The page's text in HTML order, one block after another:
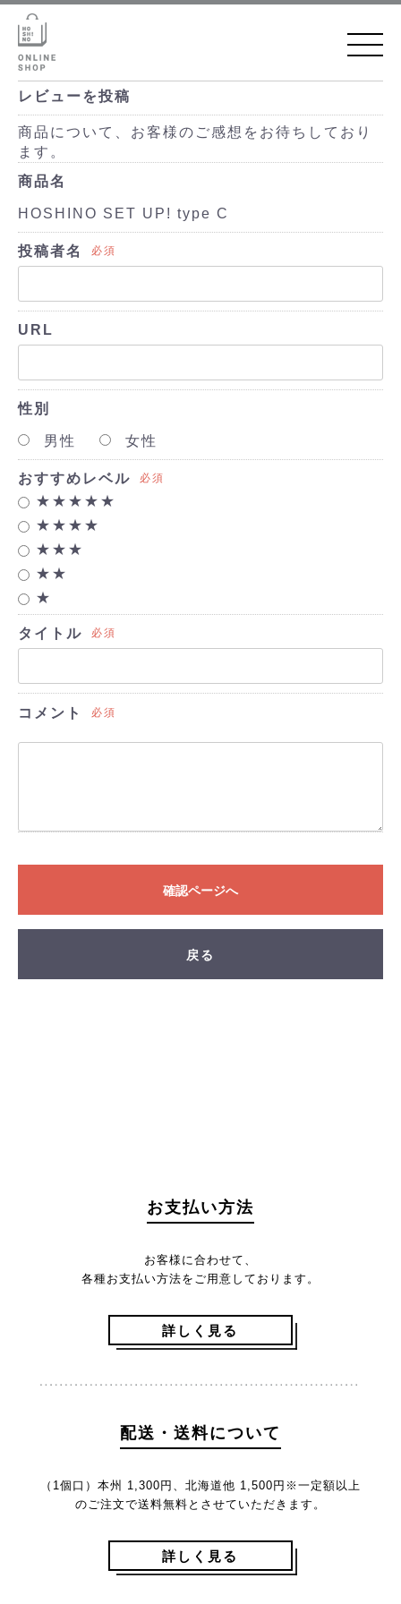
レビューを投稿
商品について、お客様のご感想をお待ちしており
ます。
商品名
HOSHINO SET UP! type C
投稿者名 必須
URL
性別
男性 女性
おすすめレベル 必須
★★★★★
★★★★
★★★
★★
★
タイトル 必須
コメント 必須
確認ページへ
戻る
お支払い方法
お客様に合わせて、
各種お支払い方法をご用意しております。
詳しく見る
配送・送料について
（1個口）本州 1,300円、北海道他 1,500円 ※一定額以上
のご注文で送料無料とさせていただきます。
詳しく見る